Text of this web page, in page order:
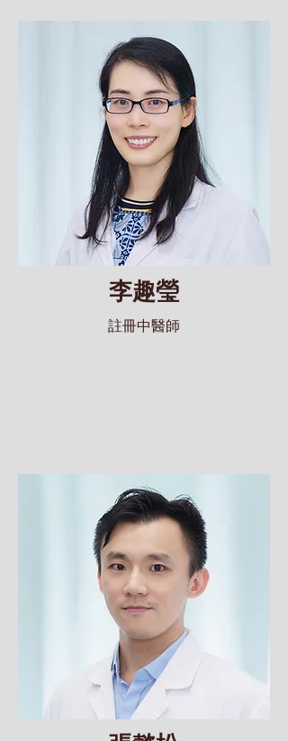
李趣瑩
註冊中醫師